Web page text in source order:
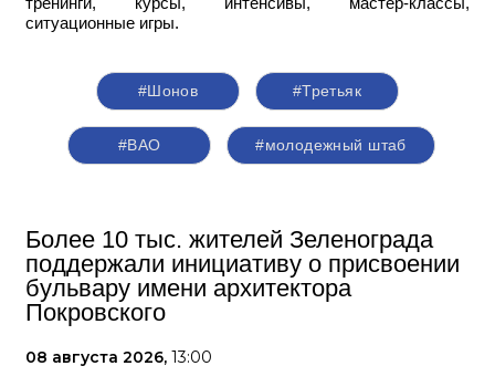
ситуационные игры.
#Шонов #Третьяк
#ВАО #молодежный штаб
Более 10 тыс. жителей Зеленограда
поддержали инициативу о присвоении
бульвару имени архитектора
Покровского
08 августа 2026, 13:00